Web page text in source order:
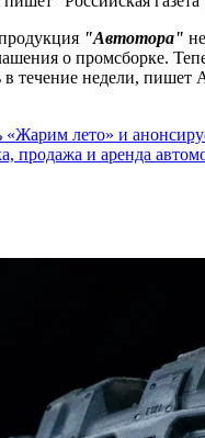
"Автотора"
о промсборке.
в течение недели, пишет
«Жарим лето» и
продажа и аренда